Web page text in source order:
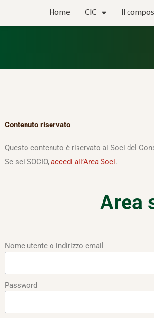
Home CIC Il
Contenuto riservato
Questo contenuto è riservato ai Soci del
Se sei SOCIO, accedi all’Area Soci.
Area
Nome utente o indirizzo email
Password